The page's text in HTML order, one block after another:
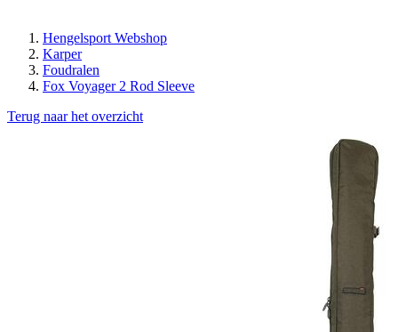
Hengelsport Webshop
Karper
Foudralen
Fox Voyager 2 Rod Sleeve
Terug naar het overzicht